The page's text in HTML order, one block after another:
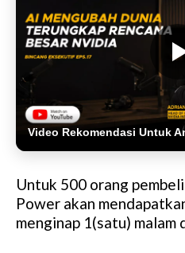
Video Rekomendasi Untuk
Untuk 500 orang
Power akan
menginap 1(satu) malam